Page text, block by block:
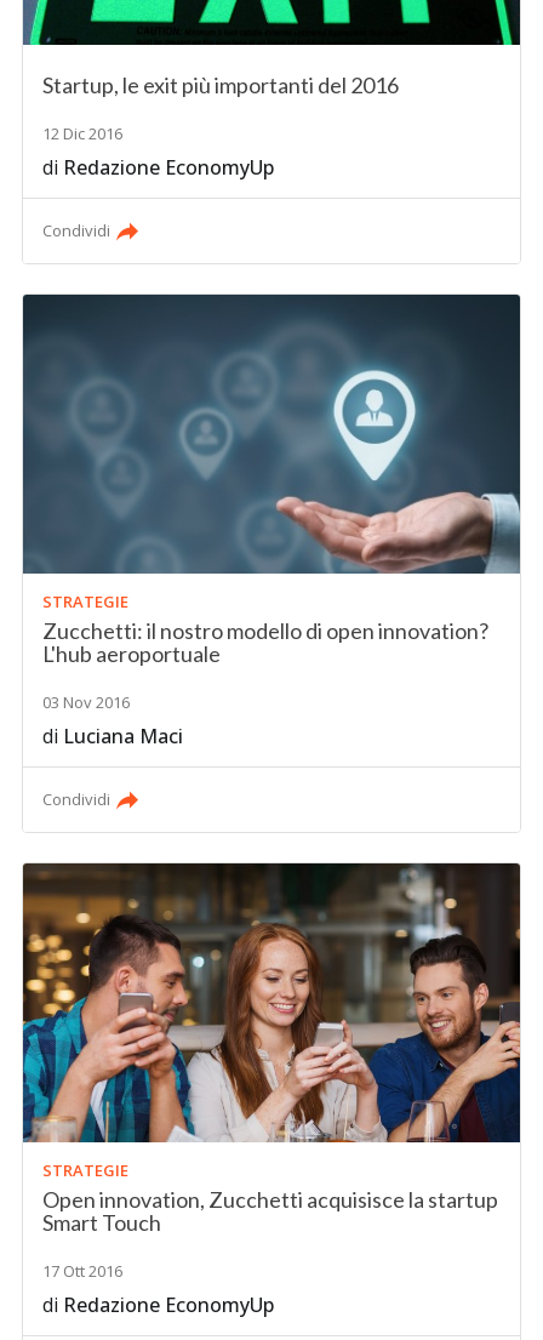
Startup, le exit più importanti del 2016
12 Dic 2016
di Redazione EconomyUp
Condividi
STRATEGIE
Zucchetti: il nostro modello di open innovation?
L'hub aeroportuale
03 Nov 2016
di Luciana Maci
Condividi
STRATEGIE
Open innovation, Zucchetti acquisisce la startup
Smart Touch
17 Ott 2016
di Redazione EconomyUp